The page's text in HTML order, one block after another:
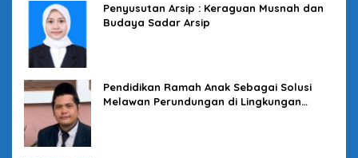
Penyusutan Arsip : Keraguan Musnah dan
Budaya Sadar Arsip
Pendidikan Ramah Anak Sebagai Solusi
Melawan Perundungan di Lingkungan